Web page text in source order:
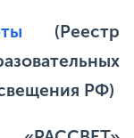
(Реестр
РФ)